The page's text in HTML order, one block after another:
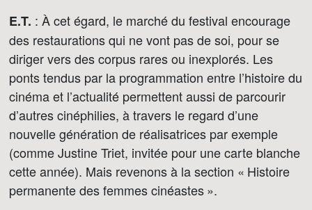
E.T. : À cet égard, le marché du festival encourage
des restaurations qui ne vont pas de soi, pour se
diriger vers des corpus rares ou inexplorés. Les
ponts tendus par la programmation entre l’histoire du
cinéma et l’actualité permettent aussi de parcourir
d’autres cinéphilies, à travers le regard d’une
nouvelle génération de réalisatrices par exemple
(comme Justine Triet, invitée pour une carte blanche
cette année). Mais revenons à la section « Histoire
permanente des femmes cinéastes ».